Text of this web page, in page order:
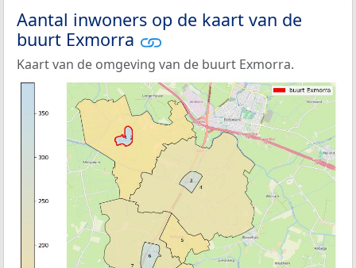
Aantal inwoners op de kaart van de
buurt Exmorra
Kaart van de omgeving van de buurt Exmorra.